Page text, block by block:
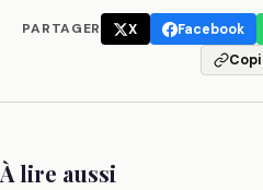
PARTAGER X Facebook
À lire aussi